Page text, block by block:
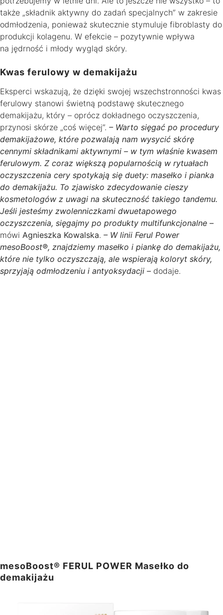
także „składnik aktywny do zadań specjalnych” w zakresie
odmłodzenia, ponieważ skutecznie stymuluje fibroblasty do
produkcji kolagenu. W efekcie – pozytywnie wpływa
na jędrność i młody wygląd skóry.
Kwas ferulowy w demakijażu
Eksperci wskazują, że dzięki swojej wszechstronności kwas
ferulowy stanowi świetną podstawę skutecznego
demakijażu, który – oprócz dokładnego oczyszczenia,
przynosi skórze „coś więcej”. – Warto sięgać po procedury
demakijażowe, które pozwalają nam wysycić skórę
cennymi składnikami aktywnymi – w tym właśnie kwasem
ferulowym. Z coraz większą popularnością w rytuałach
oczyszczenia cery spotykają się duety: masełko i pianka
do demakijażu. To zjawisko zdecydowanie cieszy
kosmetologów z uwagi na skuteczność takiego tandemu.
Jeśli jesteśmy zwolenniczkami dwuetapowego
oczyszczenia, sięgajmy po produkty multifunkcjonalne –
mówi Agnieszka Kowalska. – W linii Ferul Power
mesoBoost®, znajdziemy masełko i piankę do demakijażu,
które nie tylko oczyszczają, ale wspierają koloryt skóry,
sprzyjają odmłodzeniu i antyoksydacji – dodaje.
mesoBoost® FERUL POWER Masełko do
demakijażu